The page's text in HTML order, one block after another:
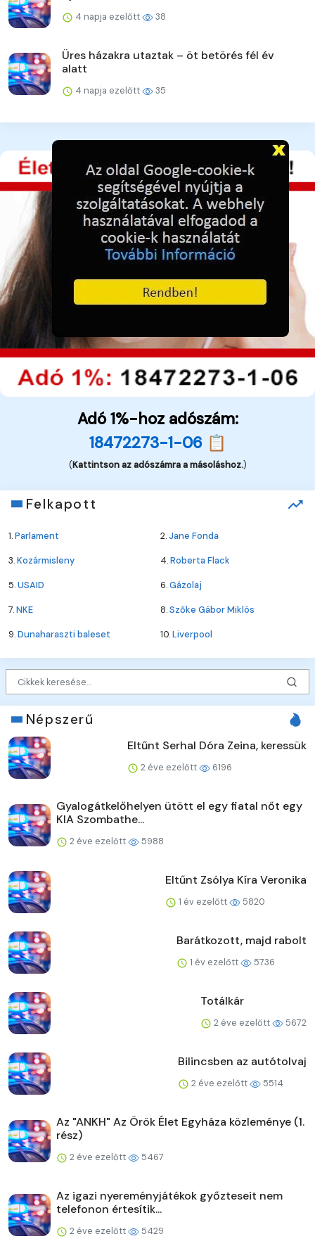
4 napja ezelőtt 38
Üres házakra utaztak – öt betörés fél év
alatt
4 napja ezelőtt 35
Adó 1%-hoz adószám:
18472273-1-06 📋
(Kattintson az adószámra a másoláshoz.)
Felkapott
1.Parlament 2.Jane Fonda
3.Kozármisleny 4.Roberta Flack
5.USAID 6.Gázolaj
7.NKE 8.Szőke Gábor Miklós
9.Dunaharaszti baleset 10.Liverpool
Népszerű
Eltűnt Serhal Dóra Zeina, keressük
2 éve ezelőtt 6196
Gyalogátkelőhelyen ütött el egy fiatal nőt egy
KIA Szombathe...
2 éve ezelőtt 5988
Eltűnt Zsólya Kíra Veronika
1 év ezelőtt 5820
Barátkozott, majd rabolt
1 év ezelőtt 5736
Totálkár
2 éve ezelőtt 5672
Bilincsben az autótolvaj
2 éve ezelőtt 5514
Az "ANKH" Az Örök Élet Egyháza közleménye (1.
rész)
2 éve ezelőtt 5467
Az igazi nyereményjátékok győzteseit nem
telefonon értesítik...
2 éve ezelőtt 5429